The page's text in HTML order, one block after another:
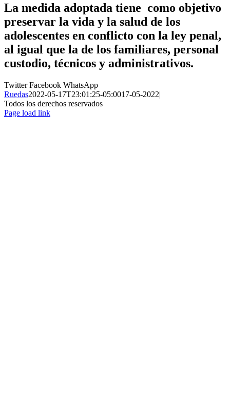
La medida adoptada tiene como objetivo
preservar la vida y la salud de los
adolescentes en conflicto con la ley penal,
al igual que la de los familiares, personal
custodio, técnicos y administrativos.
TwitterFacebook WhatsApp
Ruedas2022-05-17T23:01:25-05:0017-05-2022|
Todos los derechos reservados
Page load link